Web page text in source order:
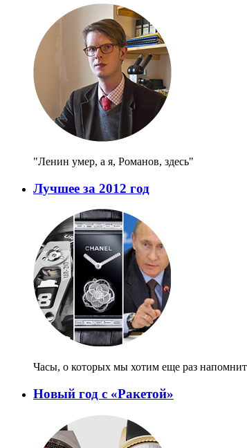
"Ленин умер, а я, Романов, здесь"
Лучшее за 2012 год
Часы, о которых мы хотим еще раз
Новый год с «Ракетой»